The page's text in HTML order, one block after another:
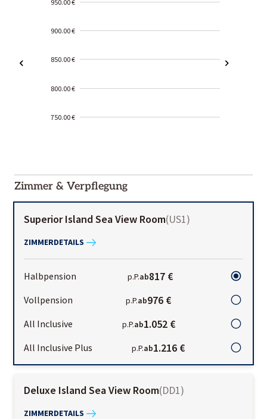
950.00 €
900.00 €
850.00 €
800.00 €
750.00 €
01-02
Zimmer & Verpflegung
Superior Island Sea View Room(US1)
ZIMMERDETAILS
Halbpension p.P.ab817 €
Vollpension p.P.ab976 €
All Inclusive p.P.ab1.052 €
All Inclusive Plus p.P.ab1.216 €
Deluxe Island Sea View Room(DD1)
ZIMMERDETAILS